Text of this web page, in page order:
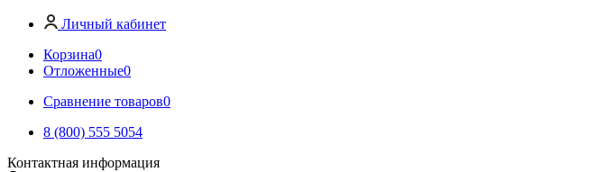
Личный кабинет
Корзина0
Отложенные0
Сравнение товаров0
8 (800) 555 5054
Контактная информация